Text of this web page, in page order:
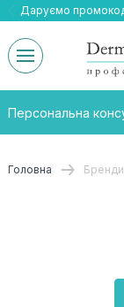
Даруємо -
Даруємо промокод
Персональна
Головна Бренди